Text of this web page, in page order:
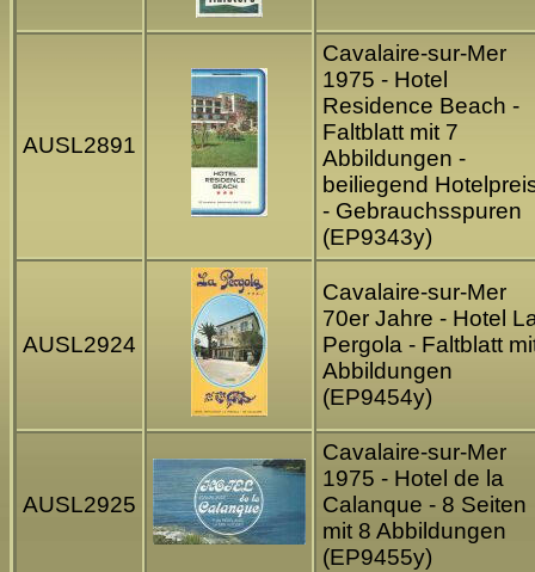
AUSL2891
Cavalaire-sur-Mer
1975 - Hotel
Residence Beach -
Faltblatt mit 7
Abbildungen -
beiliegend
- Gebrauchsspuren
(EP9343y)
AUSL2924
Cavalaire-sur-Mer
70er Jahre - Hotel
Pergola - Faltblatt
Abbildungen
(EP9454y)
AUSL2925
Cavalaire-sur-Mer
1975 - Hotel de la
Calanque - 8 Seiten
mit 8 Abbildungen
(EP9455y)